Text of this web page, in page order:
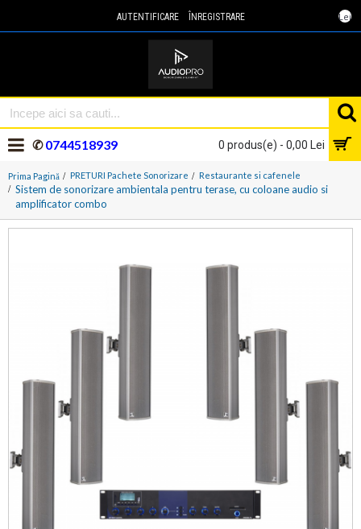
Lei
AUTENTIFICARE ÎNREGISTRARE
0 produs(e) - 0,00 Lei
✆0744518939
Prima Pagină PRETURI Pachete Sonorizare Restaurante si cafenele
Sistem de sonorizare ambientala pentru terase, cu coloane audio si
amplificator combo